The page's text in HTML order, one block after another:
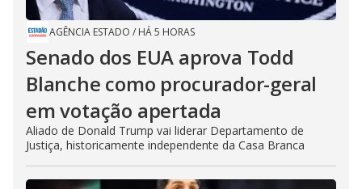
AGÊNCIA ESTADO / HÁ 5 HORAS
Senado dos EUA aprova Todd
Blanche como procurador-geral
em votação apertada
Aliado de Donald Trump vai liderar Departamento de
Justiça, historicamente independente da Casa Branca